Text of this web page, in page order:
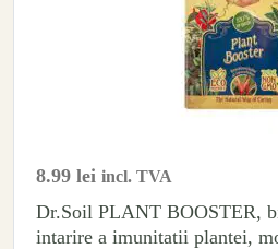
8.99 lei incl. TVA
Dr.Soil PLANT BOOSTER,
intarire a imunitatii plantei,